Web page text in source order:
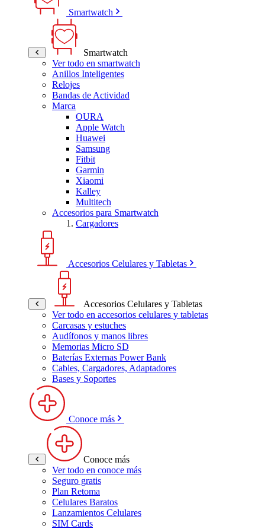
Smartwatch
Smartwatch
Ver todo en smartwatch
Anillos Inteligentes
Relojes
Bandas de Actividad
Marca
OURA
Apple Watch
Huawei
Samsung
Fitbit
Garmin
Xiaomi
Kalley
Multitech
Accesorios para Smartwatch
Cargadores
Accesorios Celulares y Tabletas
Accesorios Celulares y Tabletas
Ver todo en accesorios celulares y tabletas
Carcasas y estuches
Audífonos y manos libres
Memorias Micro SD
Baterías Externas Power Bank
Cables, Cargadores, Adaptadores
Bases y Soportes
Conoce más
Conoce más
Ver todo en conoce más
Seguro gratis
Plan Retoma
Celulares Baratos
Lanzamientos Celulares
SIM Cards